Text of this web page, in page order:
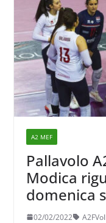
A2 MEF
Pallavolo
Modica
domenica
affatto
02/02/2022